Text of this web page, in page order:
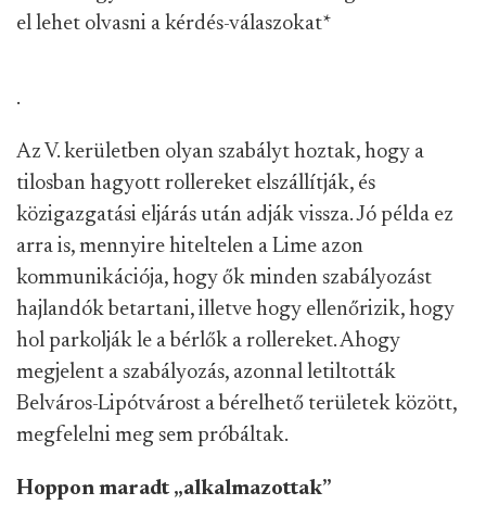
el lehet olvasni a kérdés-válaszokat*
.
Az V. kerületben olyan szabályt hoztak, hogy a
tilosban hagyott rollereket elszállítják, és
közigazgatási eljárás után adják vissza. Jó példa ez
arra is, mennyire hiteltelen a Lime azon
kommunikációja, hogy ők minden szabályozást
hajlandók betartani, illetve hogy ellenőrizik, hogy
hol parkolják le a bérlők a rollereket. Ahogy
megjelent a szabályozás, azonnal letiltották
Belváros-Lipótvárost a bérelhető területek között,
megfelelni meg sem próbáltak.
Hoppon maradt „alkalmazottak”